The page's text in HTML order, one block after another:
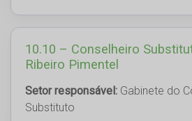
10.10 – Conselheiro
Ribeiro Pimentel
Setor responsável: Gabinete do
Substituto